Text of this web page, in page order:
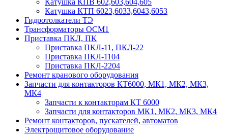
Катушка КПВ 602,603,604,605
Катушка КТП 6023,6033,6043,6053
Гидротолкатели ТЭ
Трансформаторы ОСМ1
Приставка ПКЛ, ПК
Приставка ПКЛ-11, ПКЛ-22
Приставка ПКЛ-1104
Приставка ПКЛ-2204
Ремонт кранового оборудования
Запчасти для контакторов КТ6000, МК1, МК2, МК3,
МК4
Запчасти к контакторам КТ 6000
Запчасти для контакторов МК1, МК2, МК3, МК4
Ремонт контакторов, пускателей, автоматов
Электрощитовое оборудование